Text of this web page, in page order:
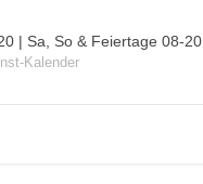
| Sa, So & Feiertage 08-20
Kalender